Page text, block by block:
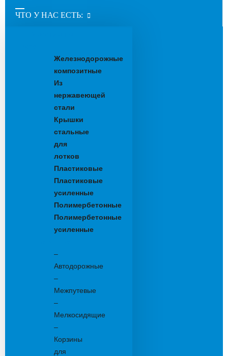
ЧТО У НАС ЕСТЬ:
Железнодорожные
композитные
Из
нержавеющей
стали
Крышки
стальные
для
лотков
Пластиковые
Пластиковые
усиленные
Полимербетонные
Полимербетонные
усиленные
–
Автодорожные
–
Межпутевые
–
Мелкосидящие
–
Корзины
для